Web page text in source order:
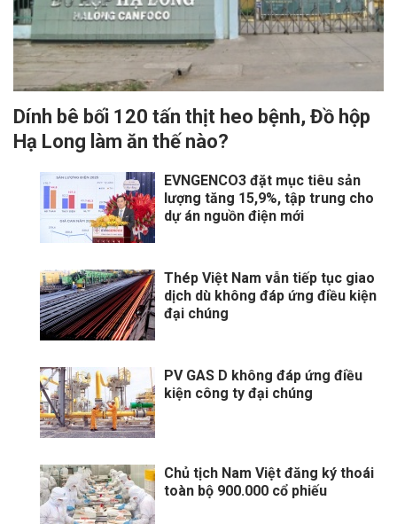
Dính bê bối 120 tấn thịt heo bệnh, Đồ hộp
Hạ Long làm ăn thế nào?
EVNGENCO3 đặt mục tiêu sản
lượng tăng 15,9%, tập trung cho
dự án nguồn điện mới
Thép Việt Nam vẫn tiếp tục giao
dịch dù không đáp ứng điều kiện
đại chúng
PV GAS D không đáp ứng điều
kiện công ty đại chúng
Chủ tịch Nam Việt đăng ký thoái
toàn bộ 900.000 cổ phiếu